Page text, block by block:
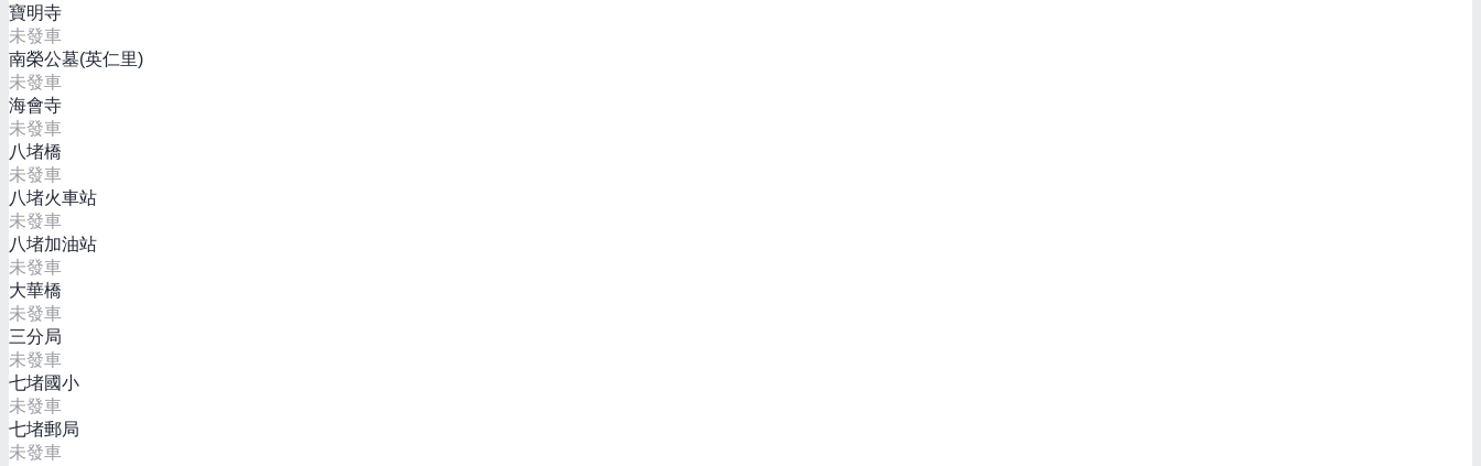
寶明寺
未發車
南榮公墓(英仁里)
未發車
海會寺
未發車
八堵橋
未發車
八堵火車站
未發車
八堵加油站
未發車
大華橋
未發車
三分局
未發車
七堵國小
未發車
七堵郵局
未發車